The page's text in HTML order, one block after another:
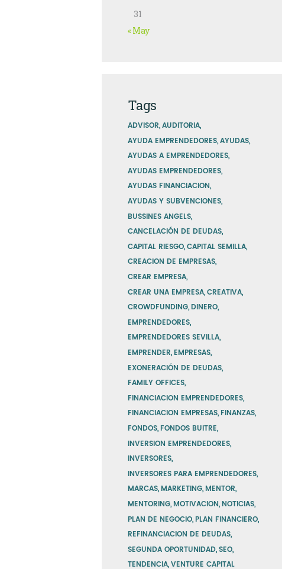
31
« May
Tags
ADVISOR AUDITORIA
AYUDA EMPRENDEDORES AYUDAS
AYUDAS A EMPRENDEDORES
AYUDAS EMPRENDEDORES
AYUDAS FINANCIACION
AYUDAS Y SUBVENCIONES
BUSSINES ANGELS
CANCELACIÓN DE DEUDAS
CAPITAL RIESGO CAPITAL SEMILLA
CREACION DE EMPRESAS
CREAR EMPRESA
CREAR UNA EMPRESA CREATIVA
CROWDFUNDING DINERO
EMPRENDEDORES
EMPRENDEDORES SEVILLA
EMPRENDER EMPRESAS
EXONERACIÓN DE DEUDAS
FAMILY OFFICES
FINANCIACION EMPRENDEDORES
FINANCIACION EMPRESAS FINANZAS
FONDOS FONDOS BUITRE
INVERSION EMPRENDEDORES
INVERSORES
INVERSORES PARA EMPRENDEDORES
MARCAS MARKETING MENTOR
MENTORING MOTIVACION NOTICIAS
PLAN DE NEGOCIO PLAN FINANCIERO
REFINANCIACION DE DEUDAS
SEGUNDA OPORTUNIDAD SEO
TENDENCIA VENTURE CAPITAL